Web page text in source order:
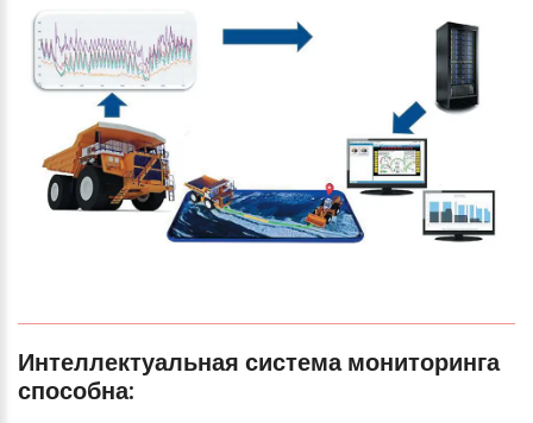
Интеллектуальная система мониторинга
способна: